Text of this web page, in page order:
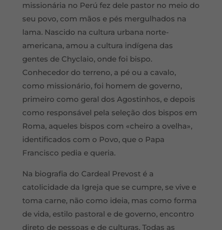
missionária no Perú fez dele pastor no meio do
seu povo, com mãos e pés mergulhados na
lama. Nascido na cultura urbana norte-
americana, amou a cultura indígena das
gentes de Chyclaio, onde foi bispo.
Conhecedor do terreno, a pé ou a cavalo,
como missionário, foi homem de governo,
primeiro como geral dos Agostinhos, e depois
como responsável pela seleção dos bispos em
Roma, aqueles bispos com «cheiro a ovelha»,
identificados com o Povo, que o Papa
Francisco pedia e queria.
Na biografia do Cardeal Prevost é a
catolicidade da Igreja que se cumpre, se vive e
toma carne, não como ideia, mas como forma
de vida, estilo pastoral e de governo, encontro
direto de pessoas e de culturas. Todas as